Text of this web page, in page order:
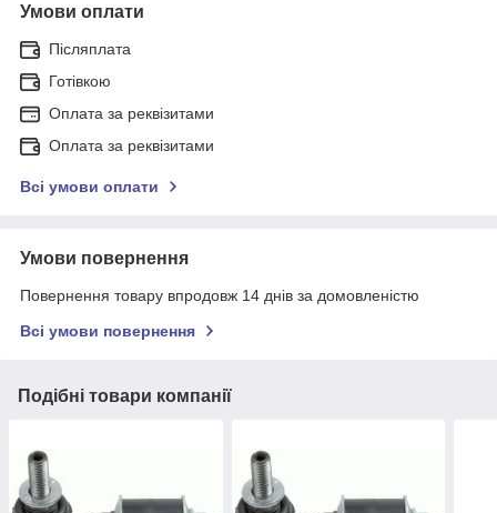
Умови оплати
Післяплата
Готівкою
Оплата за реквізитами
Оплата за реквізитами
Всі умови оплати
Умови повернення
Повернення товару впродовж 14 днів за домовленістю
Всі умови повернення
Подібні товари компанії